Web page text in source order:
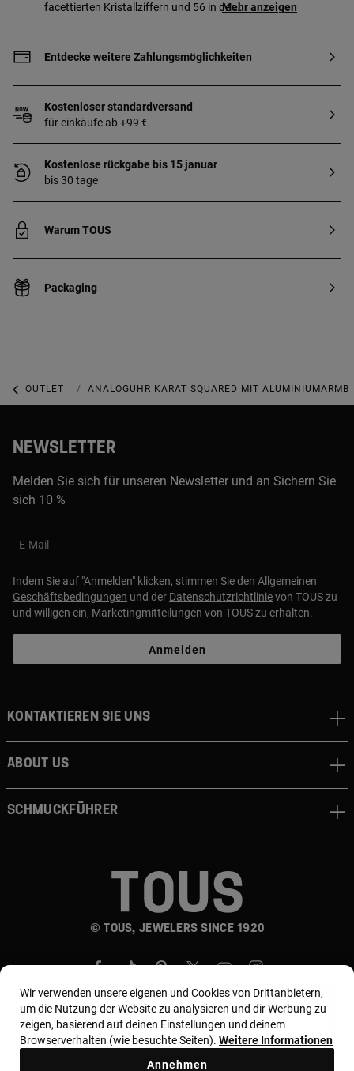
facettierten Kristallziffern und 56 in der
Wasserdicht bis zu 3 ATM. Batterie:
Japanisches Quarzwerk.
Schmetterlingsverschluss.
Mehr anzeigen
Entdecke weitere Zahlungsmöglichkeiten
Kostenloser standardversand
für einkäufe ab +99 €.
Kostenlose rückgabe bis 15 januar
bis 30 tage
Warum TOUS
Packaging
OUTLET UHREN-OUTLET
ANALOGUHR KARAT SQUARED MIT
NEWSLETTER
Melden Sie sich für unseren Newsletter und an Sichern Sie
sich 10 %
E-Mail
Indem Sie auf "Anmelden" klicken, stimmen Sie den Allgemeinen
Geschäftsbedingungen und der Datenschutzrichtlinievon TOUS zu
und willigen ein, Marketingmitteilungen von TOUS zu erhalten.
Anmelden
© TOUS, JEWELERS SINCE 1920
Kontaktieren sie uns
About us
Schmuckführer
Land und Währung:Germany / Euro
Wir verwenden unsere eigenen und Cookies von Drittanbietern,
um die Nutzung der Website zu analysieren und dir Werbung zu
zeigen, basierend auf deinen Einstellungen und deinem
Browserverhalten (wie besuchte Seiten). Weitere Informationen
Annehmen